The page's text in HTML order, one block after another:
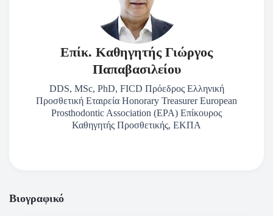
Επίκ. Καθηγητής Γιώργος
Παπαβασιλείου
DDS, MSc, PhD, FICD Πρόεδρος Ελληνική
Προσθετική Εταιρεία Honorary Treasurer European
Prosthodontic Association (EPA) Επίκουρος
Καθηγητής Προσθετικής, ΕΚΠΑ
Βιογραφικό